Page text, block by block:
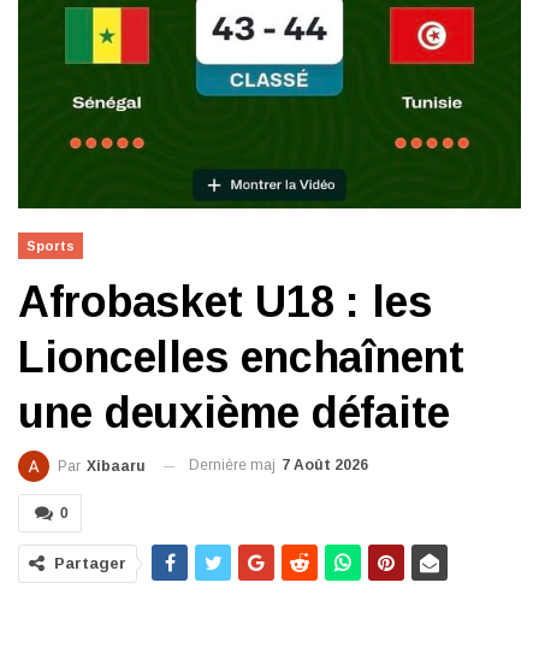
Sports
Afrobasket U18 : les
Lioncelles enchaînent
une deuxième défaite
Par Xibaaru Dernière maj 7 Août 2026
0
Partager